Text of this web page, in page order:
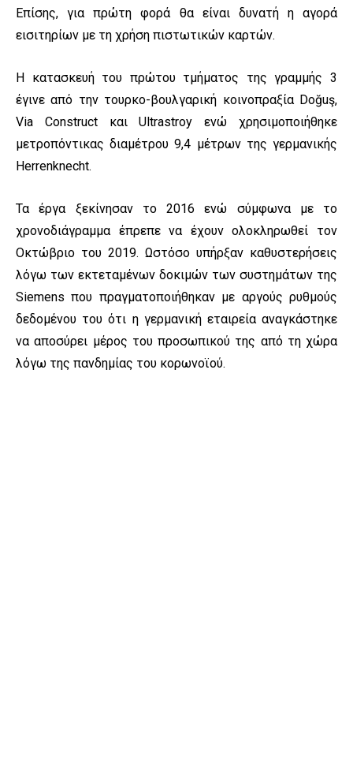
Επίσης, για πρώτη φορά θα είναι δυνατή η αγορά
εισιτηρίων με τη χρήση πιστωτικών καρτών.
Η κατασκευή του πρώτου τμήματος της γραμμής 3
έγινε από την τουρκο-βουλγαρική κοινοπραξία Doğuş,
Via Construct και Ultrastroy ενώ χρησιμοποιήθηκε
μετροπόντικας διαμέτρου 9,4 μέτρων της γερμανικής
Herrenknecht.
Τα έργα ξεκίνησαν το 2016 ενώ σύμφωνα με το
χρονοδιάγραμμα έπρεπε να έχουν ολοκληρωθεί τον
Οκτώβριο του 2019. Ωστόσο υπήρξαν καθυστερήσεις
λόγω των εκτεταμένων δοκιμών των συστημάτων της
Siemens που πραγματοποιήθηκαν με αργούς ρυθμούς
δεδομένου του ότι η γερμανική εταιρεία αναγκάστηκε
να αποσύρει μέρος του προσωπικού της από τη χώρα
λόγω της πανδημίας του κορωνοϊού.